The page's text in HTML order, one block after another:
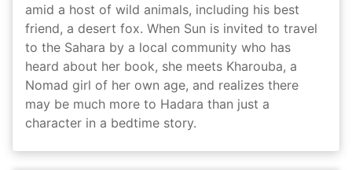
amid a host of wild animals, including his best
friend, a desert fox. When Sun is invited to travel
to the Sahara by a local community who has
heard about her book, she meets Kharouba, a
Nomad girl of her own age, and realizes there
may be much more to Hadara than just a
character in a bedtime story.